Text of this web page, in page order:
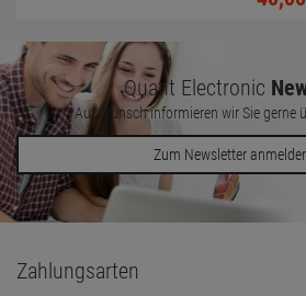
Quant Electronic
Auf Wunsch informieren wir Sie gerne
Zum Newsletter
Zahlungsarten